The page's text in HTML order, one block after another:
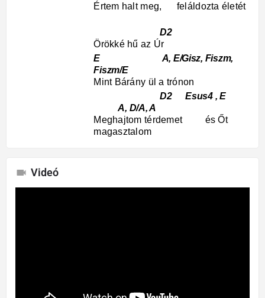
Értem halt meg, feláldozta életét
D2
Örökké hű az Úr
E A, E/Gisz, Fiszm,
Fiszm/E
Mint Bárány ül a trónon
D2 Esus4 , E
A, D/A, A
Meghajtom térdemet és Őt
magasztalom
Videó